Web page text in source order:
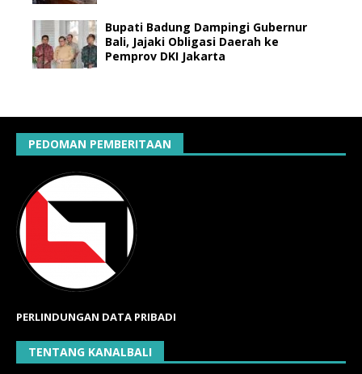
Bupati Badung Dampingi Gubernur
Bali, Jajaki Obligasi Daerah ke
Pemprov DKI Jakarta
PEDOMAN PEMBERITAAN
PERLINDUNGAN DATA PRIBADI
TENTANG KANALBALI